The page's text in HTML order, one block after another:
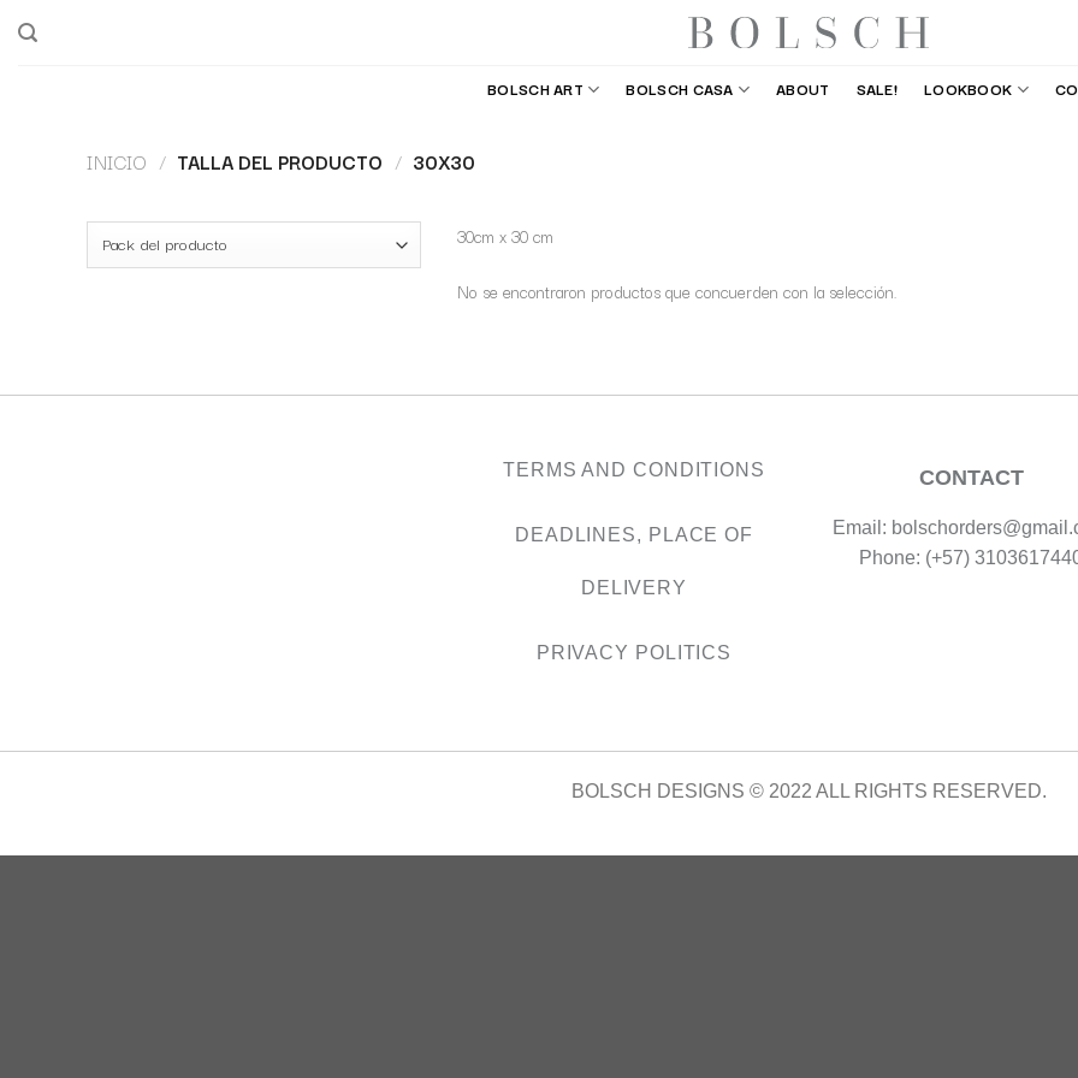
BOLSCH ART BOLSCH CASA ABOUT SALE! LOOKBOOK
INICIO / TALLA DEL PRODUCTO / 30X30
30cm x 30 cm
No se encontraron productos que concuerden con la selección.
TERMS AND CONDITIONS
DEADLINES, PLACE OF
DELIVERY
PRIVACY POLITICS
CONTACT
Email:
Phone: (+57)
BOLSCH DESIGNS © 2022 ALL RIGHTS RESERVED.